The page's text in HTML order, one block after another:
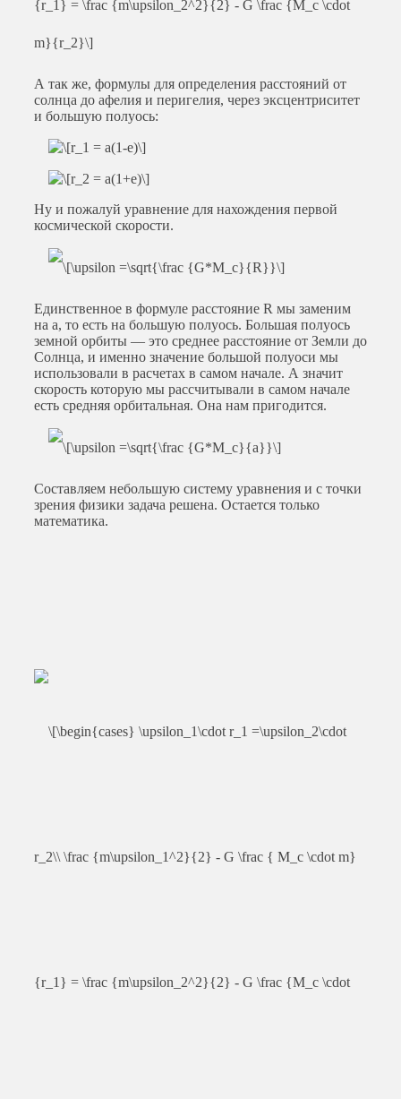
А так же, формулы для определения расстояний от
солнца до афелия и перигелия, через эксцентриситет
и большую полуось:
Ну и пожалуй уравнение для нахождения первой
космической скорости.
Единственное в формуле расстояние R мы заменим
на a, то есть на большую полуось. Большая полуось
земной орбиты — это среднее расстояние от Земли до
Солнца, и именно значение большой полуоси мы
использовали в расчетах в самом начале. А значит
скорость которую мы рассчитывали в самом начале
есть средняя орбитальная. Она нам пригодится.
Составляем небольшую систему уравнения и с точки
зрения физики задача решена. Остается только
математика.